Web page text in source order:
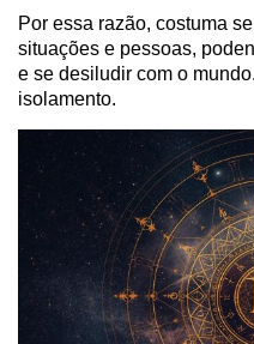
Por essa razão, costuma
situações e pessoas,
e se desiludir com o
isolamento.